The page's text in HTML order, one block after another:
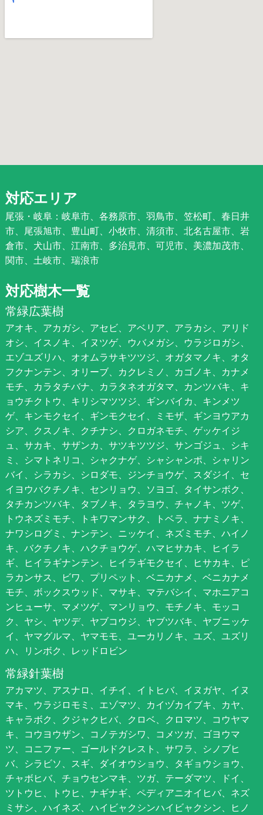
対応エリア
尾張・岐阜：岐阜市、各務原市、羽鳥市、笠松町、春日井
市、尾張旭市、豊山町、小牧市、清須市、北名古屋市、岩
倉市、犬山市、江南市、多治見市、可児市、美濃加茂市、
関市、土岐市、瑞浪市
対応樹木一覧
常緑広葉樹
アオキ、アカガシ、アセビ、アベリア、アラカシ、アリド
オシ、イスノキ、イヌツゲ、ウバメガシ、ウラジロガシ、
エゾユズリハ、オオムラサキツツジ、オガタマノキ、オタ
フクナンテン、オリーブ、カクレミノ、カゴノキ、カナメ
モチ、カラタチバナ、カラタネオガタマ、カンツバキ、キ
ョウチクトウ、キリシマツツジ、ギンバイカ、キンメツ
ゲ、キンモクセイ、ギンモクセイ、ミモザ、ギンヨウアカ
シア、クスノキ、クチナシ、クロガネモチ、ゲッケイジ
ュ、サカキ、サザンカ、サツキツツジ、サンゴジュ、シキ
ミ、シマトネリコ、シャクナゲ、シャシャンポ、シャリン
バイ、シラカシ、シロダモ、ジンチョウゲ、スダジイ、セ
イヨウバクチノキ、センリョウ、ソヨゴ、タイサンボク、
タチカンツバキ、タブノキ、タラヨウ、チャノキ、ツゲ、
トウネズミモチ、トキワマンサク、トベラ、ナナミノキ、
ナワシログミ、ナンテン、ニッケイ、ネズミモチ、ハイノ
キ、バクチノキ、ハクチョウゲ、ハマヒサカキ、ヒイラ
ギ、ヒイラギナンテン、ヒイラギモクセイ、ヒサカキ、ピ
ラカンサス、ビワ、プリペット、ベニカナメ、ベニカナメ
モチ、ボックスウッド、マサキ、マテバシイ、マホニアコ
ンヒューサ、マメツゲ、マンリョウ、モチノキ、モッコ
ク、ヤシ、ヤツデ、ヤブコウジ、ヤブツバキ、ヤブニッケ
イ、ヤマグルマ、ヤマモモ、ユーカリノキ、ユズ、ユズリ
ハ、リンボク、レッドロビン
常緑針葉樹
アカマツ、アスナロ、イチイ、イトヒバ、イヌガヤ、イヌ
マキ、ウラジロモミ、エゾマツ、カイヅカイブキ、カヤ、
キャラボク、クジャクヒバ、クロベ、クロマツ、コウヤマ
キ、コウヨウザン、コノテガシワ、コメツガ、ゴヨウマ
ツ、コニファー、ゴールドクレスト、サワラ、シノブヒ
バ、シラビソ、スギ、ダイオウショウ、タギョウショウ、
チャボヒバ、チョウセンマキ、ツガ、テーダマツ、ドイ、
ツトウヒ、トウヒ、ナギナギ、ペディアニオイヒバ、ネズ
ミサシ、ハイネズ、ハイビャクシンハイビャクシン、ヒノ